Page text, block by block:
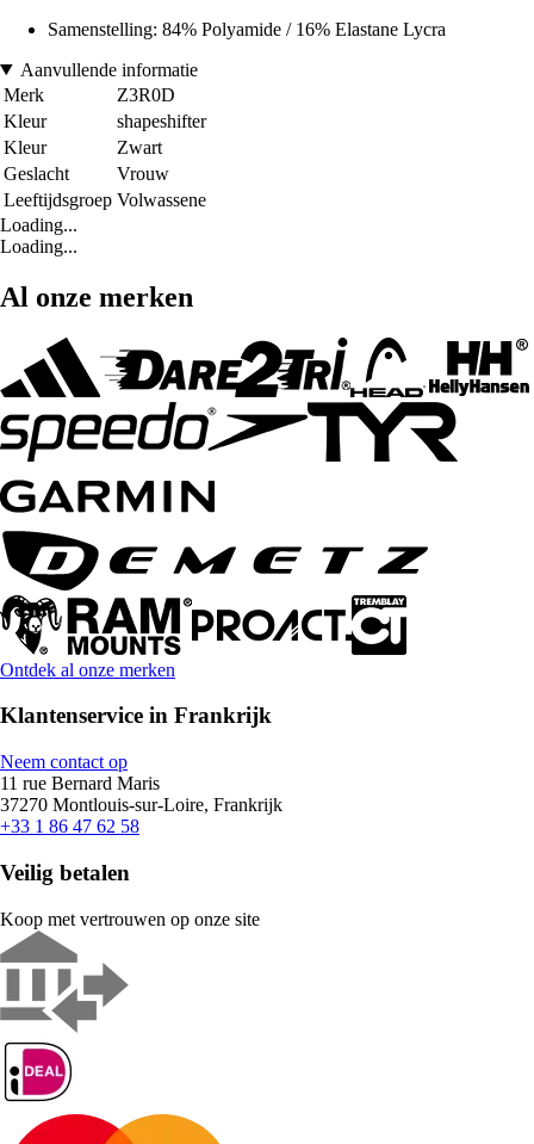
Samenstelling: 84% Polyamide / 16% Elastane Lycra
Aanvullende informatie
Merk
Z3R0D
Kleur
shapeshifter
Kleur
Zwart
Geslacht
Vrouw
Leeftijdsgroep Volwassene
Loading...
Loading...
Al onze merken
Ontdek al onze merken
Klantenservice in Frankrijk
Neem contact op
11 rue Bernard Maris
37270 Montlouis-sur-Loire, Frankrijk
+33 1 86 47 62 58
Veilig betalen
Koop met vertrouwen op onze site